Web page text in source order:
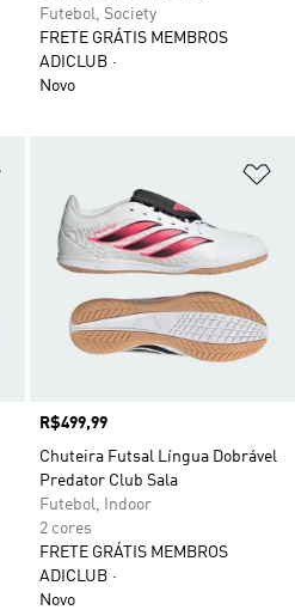
Futebol, Society
FRETE GRÁTIS MEMBROS
ADICLUB
Novo
Preço
R$499,99
Chuteira Futsal Língua Dobrável
Predator Club Sala
Futebol, Indoor
2 cores
FRETE GRÁTIS MEMBROS
ADICLUB
Novo